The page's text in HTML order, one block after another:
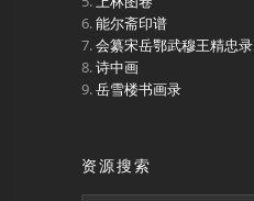
能尔斋印谱
会纂宋岳鄂武穆王精忠录
诗中画
岳雪楼书画录
资源搜索